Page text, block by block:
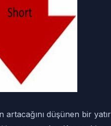
düşünen bir